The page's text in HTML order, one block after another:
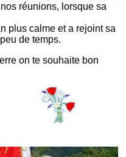
réunions, lorsque sa
plus calme et a rejoint sa
de temps.
on te souhaite bon